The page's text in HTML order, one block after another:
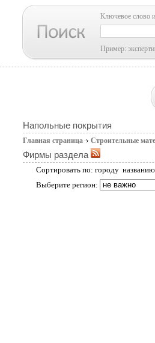
Ключевое слово
Пример:
Напольные покрытия
Главная страница Строительные
Фирмы раздела
Сортировать по: городу названию
Выберите регион: